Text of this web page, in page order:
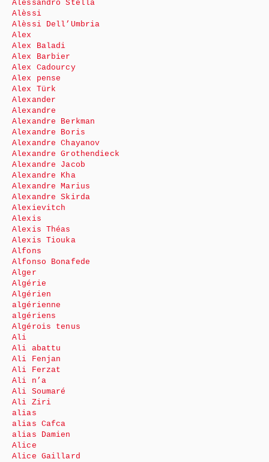
Alessandro Stella
Alèssi
Alèssi Dell’Umbria
Alex
Alex Baladi
Alex Barbier
Alex Cadourcy
Alex pense
Alex Türk
Alexander
Alexandre
Alexandre Berkman
Alexandre Boris
Alexandre Chayanov
Alexandre Grothendieck
Alexandre Jacob
Alexandre Kha
Alexandre Marius
Alexandre Skirda
Alexievitch
Alexis
Alexis Théas
Alexis Tiouka
Alfons
Alfonso Bonafede
Alger
Algérie
Algérien
algérienne
algériens
Algérois tenus
Ali
Ali abattu
Ali Fenjan
Ali Ferzat
Ali n’a
Ali Soumaré
Ali Ziri
alias
alias Cafca
alias Damien
Alice
Alice Gaillard